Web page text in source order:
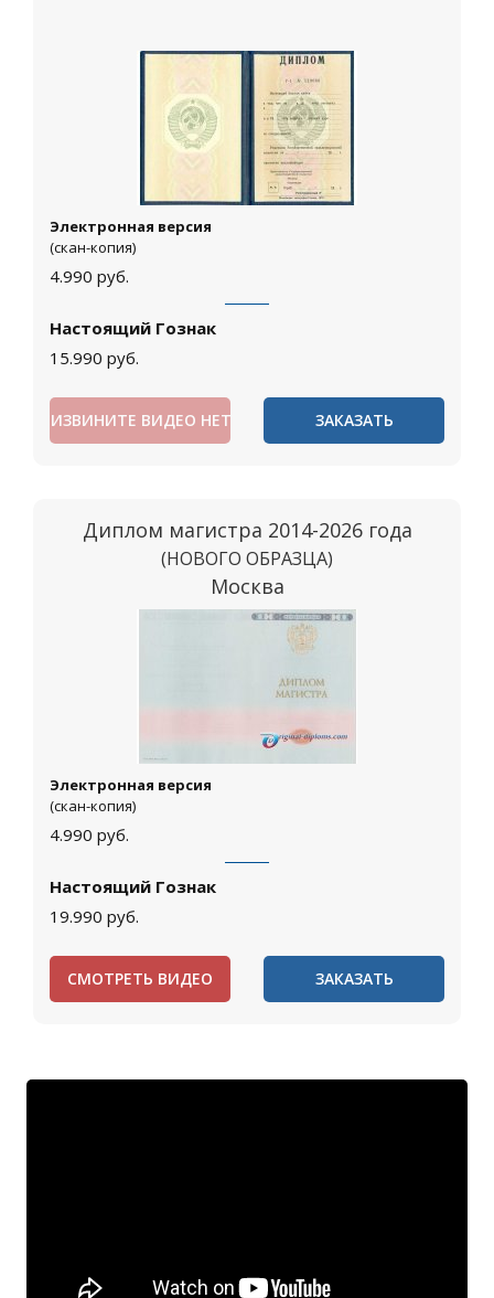
Электронная версия
(скан-копия)
4.990 руб.
Настоящий Гознак
15.990 руб.
ИЗВИНИТЕ ВИДЕО НЕТ ЗАКАЗАТЬ
Диплом магистра 2014-2026 года
(НОВОГО ОБРАЗЦА)
Москва
Электронная версия
(скан-копия)
4.990 руб.
Настоящий Гознак
19.990 руб.
СМОТРЕТЬ ВИДЕО ЗАКАЗАТЬ